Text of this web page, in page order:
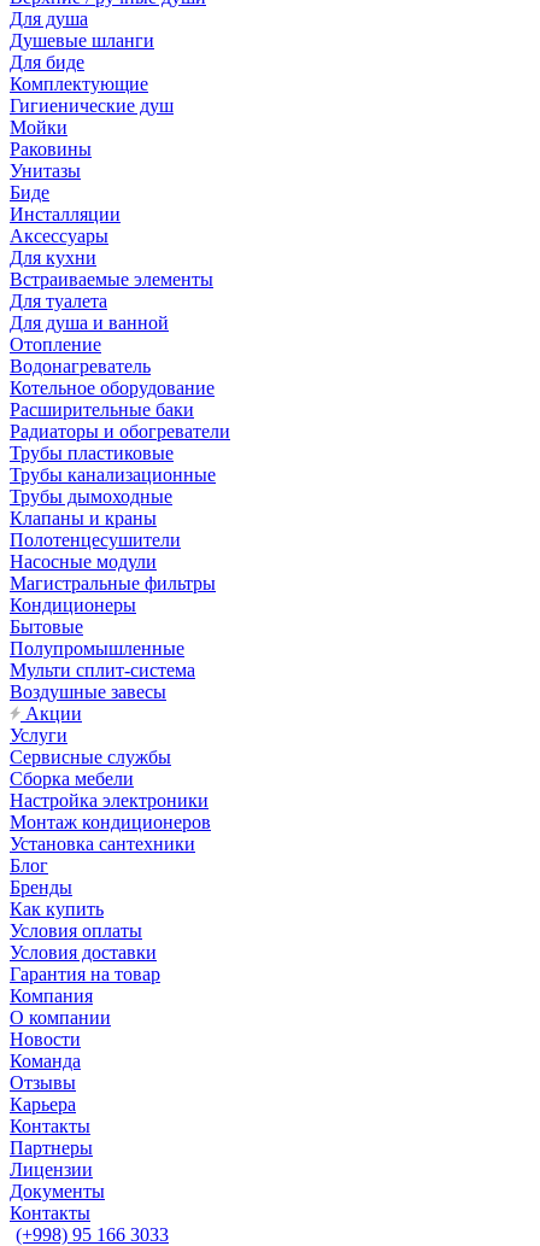
Для душа
Душевые шланги
Для биде
Комплектующие
Гигиенические душ
Мойки
Раковины
Унитазы
Биде
Инсталляции
Аксессуары
Для кухни
Встраиваемые элементы
Для туалета
Для душа и ванной
Отопление
Водонагреватель
Котельное оборудование
Расширительные баки
Радиаторы и обогреватели
Трубы пластиковые
Трубы канализационные
Трубы дымоходные
Клапаны и краны
Полотенцесушители
Насосные модули
Магистральные фильтры
Кондиционеры
Бытовые
Полупромышленные
Мульти сплит-система
Воздушные завесы
Акции
Услуги
Сервисные службы
Сборка мебели
Настройка электроники
Монтаж кондиционеров
Установка сантехники
Блог
Бренды
Как купить
Условия оплаты
Условия доставки
Гарантия на товар
Компания
О компании
Новости
Команда
Отзывы
Карьера
Контакты
Партнеры
Лицензии
Документы
Контакты
(+998) 95 166 3033